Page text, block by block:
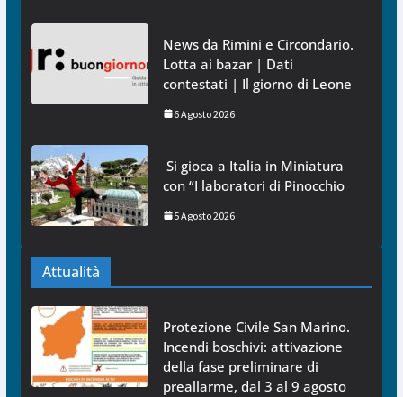
News da Rimini e Circondario.
Lotta ai bazar | Dati
contestati | Il giorno di Leone
6 Agosto 2026
Si gioca a Italia in Miniatura
con “I laboratori di Pinocchio
5 Agosto 2026
Attualità
Protezione Civile San Marino.
Incendi boschivi: attivazione
della fase preliminare di
preallarme, dal 3 al 9 agosto